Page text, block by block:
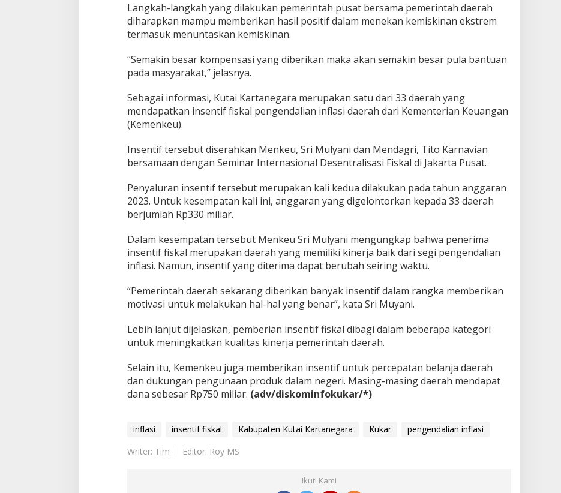
Langkah-langkah yang dilakukan pemerintah pusat bersama pemerintah daerah
diharapkan mampu memberikan hasil positif dalam menekan kemiskinan ekstrem
termasuk menuntaskan kemiskinan.
“Semakin besar kompensasi yang diberikan maka akan semakin besar pula bantuan
pada masyarakat,” jelasnya.
Sebagai informasi, Kutai Kartanegara merupakan satu dari 33 daerah yang
mendapatkan insentif fiskal pengendalian inflasi daerah dari Kementerian Keuangan
(Kemenkeu).
Insentif tersebut diserahkan Menkeu, Sri Mulyani dan Mendagri, Tito Karnavian
bersamaan dengan Seminar Internasional Desentralisasi Fiskal di Jakarta Pusat.
Penyaluran insentif tersebut merupakan kali kedua dilakukan pada tahun anggaran
2023. Untuk kesempatan kali ini, anggaran yang digelontorkan kepada 33 daerah
berjumlah Rp330 miliar.
Dalam kesempatan tersebut Menkeu Sri Mulyani mengungkap bahwa penerima
insentif fiskal merupakan daerah yang memiliki kinerja baik dari segi pengendalian
inflasi. Namun, insentif yang diterima dapat berubah seiring waktu.
“Pemerintah daerah sekarang diberikan banyak insentif dalam rangka memberikan
motivasi untuk melakukan hal-hal yang benar”, kata Sri Muyani.
Lebih lanjut dijelaskan, pemberian insentif fiskal dibagi dalam beberapa kategori
untuk meningkatkan kualitas kinerja pemerintah daerah.
Selain itu, Kemenkeu juga memberikan insentif untuk percepatan belanja daerah
dan dukungan pengunaan produk dalam negeri. Masing-masing daerah mendapat
dana sebesar Rp750 miliar. (adv/diskominfokukar/*)
inflasi insentif fiskal Kabupaten Kutai Kartanegara Kukar
pengendalian inflasi
Writer: Tim
Editor: Roy MS
Ikuti Kami